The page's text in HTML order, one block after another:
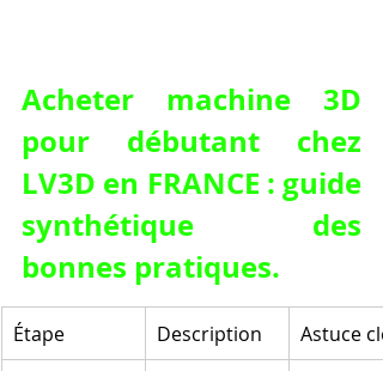
Acheter machine 3D
pour débutant chez
LV3D en FRANCE : guide
synthétique des
bonnes pratiques.
Étape Description
Astuce clé